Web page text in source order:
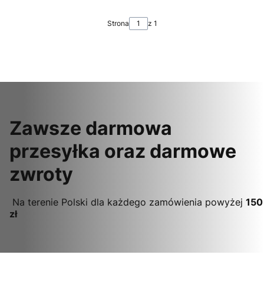
Strona z 1
Zawsze darmowa
przesyłka oraz darmowe
zwroty
Na terenie Polski dla każdego zamówienia powyżej 150
zł